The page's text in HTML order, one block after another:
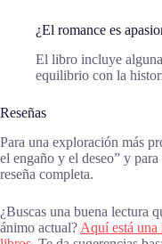
¿El romance es
El libro incluye
equilibrio con la
Reseñas
Para una exploración más
el engaño y el deseo” y
reseña completa.
¿Buscas una buena lectura
ánimo actual? Aquí está una